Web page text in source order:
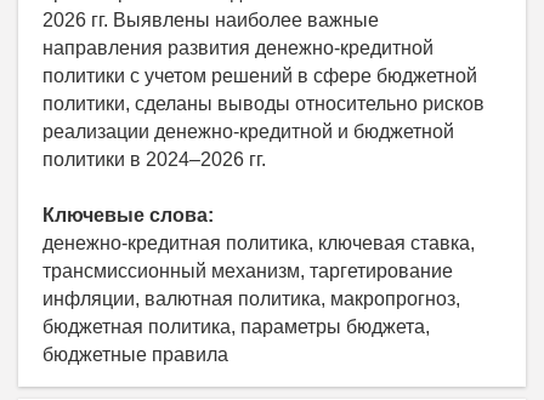
2026 гг. Выявлены наиболее важные
направления развития денежно-кредитной
политики с учетом решений в сфере бюджетной
политики, сделаны выводы относительно рисков
реализации денежно-кредитной и бюджетной
политики в 2024–2026 гг.
Ключевые слова:
денежно-кредитная политика, ключевая ставка,
трансмиссионный механизм, таргетирование
инфляции, валютная политика, макропрогноз,
бюджетная политика, параметры бюджета,
бюджетные правила